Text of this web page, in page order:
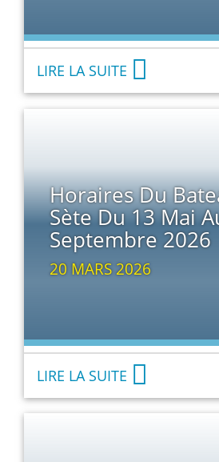
LIRE LA SUITE
Horaires Du
Sète Du 13 Mai
Septembre 2026
20 MARS 2026
LIRE LA SUITE